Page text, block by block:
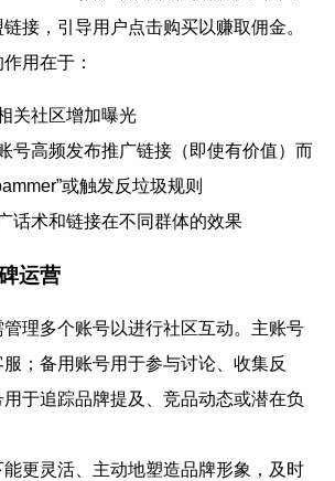
接，引导用户点击购买以赚取佣金。
用在于：
关社区增加曝光
号高频发布推广链接（即使有价值）而
或触发反垃圾规则
话术和链接在不同群体的效果
运营
理多个账号以进行社区互动。主账号
；备用账号用于参与讨论、收集反
于追踪品牌提及、竞品动态或潜在负
更灵活、主动地塑造品牌形象，及时